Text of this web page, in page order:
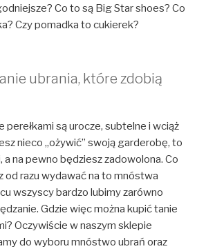
Co to są Big Star shoes? Co
Czy pomadka to cukierek?
ubrania, które zdobią
perełkami są urocze, subtelne i wciąż
nieco „ożywić” swoją garderobę, to
a na pewno będziesz zadowolona. Co
od razu wydawać na to mnóstwa
wszyscy bardzo lubimy zarówno
Gdzie więc można kupić tanie
Oczywiście w naszym sklepie
do wyboru mnóstwo ubrań oraz